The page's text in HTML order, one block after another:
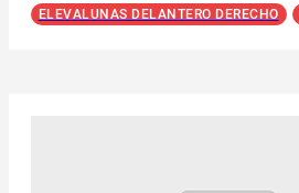
ELEVALUNAS DELANTERO DERECHO